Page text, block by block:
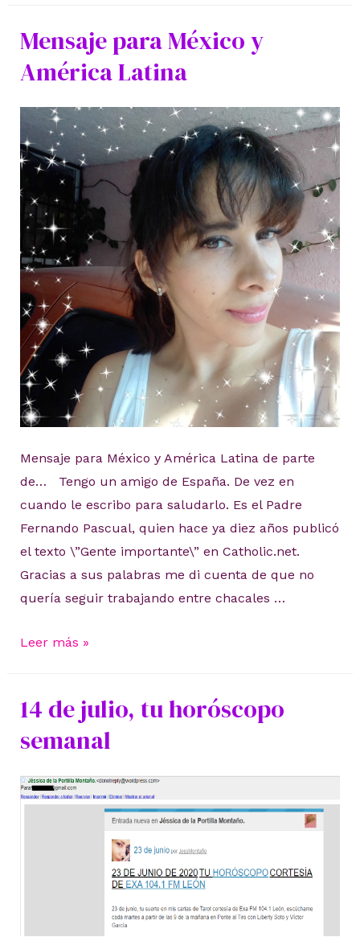
de
2020,
Mensaje para México y
América Latina
Mensaje para México y América Latina de parte
de… Tengo un amigo de España. De vez en
cuando le escribo para saludarlo. Es el Padre
Fernando Pascual, quien hace ya diez años publicó
el texto \”Gente importante\” en Catholic.net.
Gracias a sus palabras me di cuenta de que no
quería seguir trabajando entre chacales …
Mensaje
América
Leer más »
14 de julio, tu horóscopo
semanal